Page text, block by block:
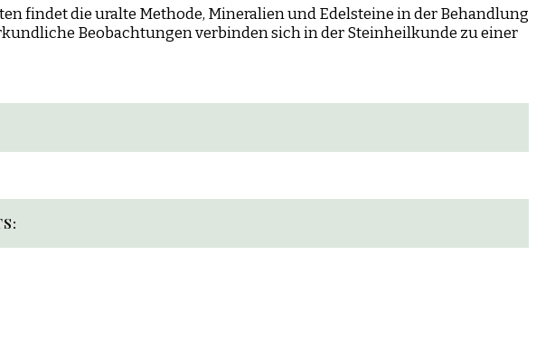
findet die uralte Methode, Mineralien und Edelsteine in der Behandlung
Beobachtungen verbinden sich in der Steinheilkunde zu einer